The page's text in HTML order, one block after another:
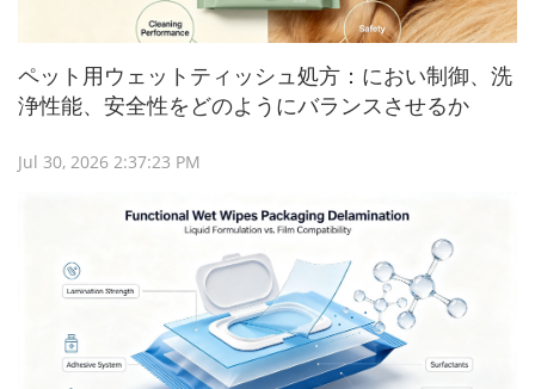
ペット用ウェットティッシュ処方：におい制御、洗
浄性能、安全性をどのようにバランスさせるか
Jul 30, 2026 2:37:23 PM